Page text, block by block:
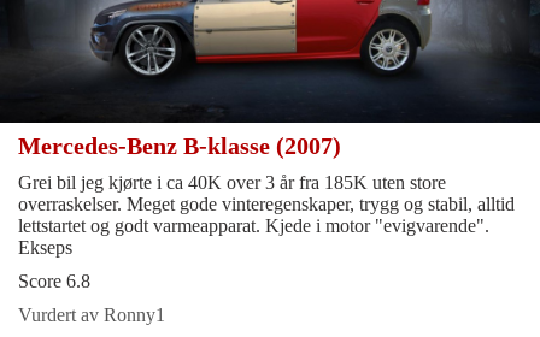
Mercedes-Benz B-klasse (2007)
Grei bil jeg kjørte i ca 40K over 3 år fra 185K uten store
overraskelser. Meget gode vinteregenskaper, trygg og stabil, alltid
lettstartet og godt varmeapparat. Kjede i motor "evigvarende".
Ekseps
Score 6.8
Vurdert av Ronny1